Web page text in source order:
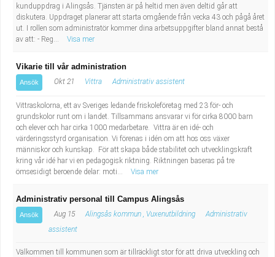
kunduppdrag i Alingsås. Tjänsten är på heltid men även deltid går att
diskutera. Uppdraget planerar att starta omgående från vecka 43 och pågå året
ut. I rollen som administratör kommer dina arbetsuppgifter bland annat bestå
av att: - Reg...
Visa mer
Vikarie till vår administration
Ansök Okt 21 Vittra Administrativ assistent
Vittraskolorna, ett av Sveriges ledande friskoleföretag med 23 för- och
grundskolor runt om i landet. Tillsammans ansvarar vi för cirka 8000 barn
och elever och har cirka 1000 medarbetare. Vittra är en idé- och
värderingsstyrd organisation. Vi förenas i idén om att hos oss växer
människor och kunskap. För att skapa både stabilitet och utvecklingskraft
kring vår idé har vi en pedagogisk riktning. Riktningen baseras på tre
ömsesidigt beroende delar: moti...
Visa mer
Administrativ personal till Campus Alingsås
Ansök Aug 15 Alingsås kommun , Vuxenutbildning
Administrativ
assistent
Välkommen till kommunen som är tillräckligt stor för att driva utveckling och